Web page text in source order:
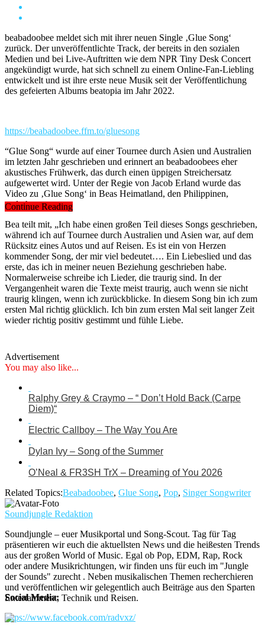
beabadoobee meldet sich mit ihrer neuen Single ‚Glue Song‘
zurück. Der unveröffentlichte Track, der bereits in den sozialen
Medien und bei Live-Auftritten wie dem NPR Tiny Desk Concert
angekündigt wurde, hat sich schnell zu einem Online-Fan-Liebling
entwickelt und ist ihre erste neue Musik seit der Veröffentlichung
des gefeierten Albums beatopia im Jahr 2022.
https://beabadoobee.ffm.to/gluesong
“Glue Song“ wurde auf einer Tournee durch Asien und Australien
im letzten Jahr geschrieben und erinnert an beabadoobees eher
akustisches Frühwerk, das durch einen üppigen Streichersatz
aufgewertet wird. Unter der Regie von Jacob Erland wurde das
Video zu ‚Glue Song‘ in Beas Heimatland, den Philippinen,
gedreht.
Bea teilt mit, „Ich habe einen großen Teil dieses Songs geschrieben,
während ich auf Tournee durch Australien und Asien war, auf dem
Rücksitz eines Autos und auf Reisen. Es ist ein von Herzen
kommender Song, der mir viel bedeutet…. Ein Liebeslied und das
erste, das ich in meiner neuen Beziehung geschrieben habe.
Normalerweise schreibe ich Lieder, die traurig sind. In der
Vergangenheit waren die Texte meist traurig, auch wenn sie nicht
traurig klingen, wenn ich zurückblicke. In diesem Song bin ich zum
ersten Mal richtig glücklich. Ich bin zum ersten Mal seit langer Zeit
wieder richtig positiv gestimmt und fühle Liebe.
Social Media:
https://www.facebook.com/radvxz/
Continue Reading
Advertisement
You may also like...
Ralphy Grey & Craymo – “ Don’t Hold Back (Carpe
Diem)“
Electric Callboy – The Way You Are
Dylan Ivy – Song of the Summer
O’Neal & FR3SH TrX – Dreaming of You 2026
Related Topics:Beabadoobee, Glue Song, Pop, Singer Songwriter
Soundjungle Redaktion
Soundjungle – euer Musikportal und Song-Scout. Tag für Tag
präsentieren wir euch die aktuellsten News und die heißesten Trends
aus der großen World of Music. Egal ob Pop, EDM, Rap, Rock
oder andere Musikrichtungen, wir finden uns für euch im "Jungle
der Sounds" zurecht . Neben musikalischen Themen recherchieren
und veröffentlichen wir gelegentlich auch Beiträge aus den Sparten
Entertainment, Technik und Reisen.